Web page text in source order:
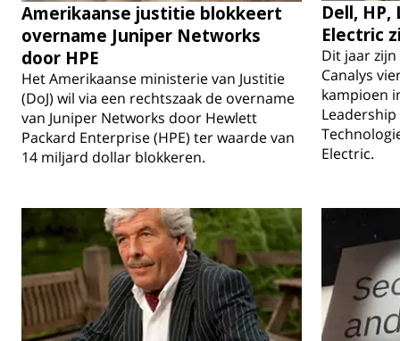
Amerikaanse justitie blokkeert
overname Juniper Networks
door HPE
Het Amerikaanse ministerie van Justitie
(DoJ) wil via een rechtszaak de overname
van Juniper Networks door Hewlett
Packard Enterprise (HPE) ter waarde van
14 miljard dollar blokkeren.
Dell,
Electric
Dit jaar
Canalys
kampioen
Electric.